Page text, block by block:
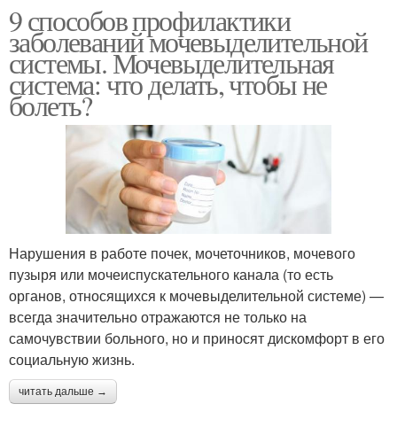
9 способов профилактики
заболеваний мочевыделительной
системы. Мочевыделительная
система: что делать, чтобы не
болеть?
Нарушения в работе почек, мочеточников, мочевого
пузыря или мочеиспускательного канала (то есть
органов, относящихся к мочевыделительной системе) —
всегда значительно отражаются не только на
самочувствии больного, но и приносят дискомфорт в его
социальную жизнь.
читать дальше →